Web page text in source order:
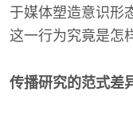
于媒体塑造意识形
这一行为究竟是怎
传播研究的范式差